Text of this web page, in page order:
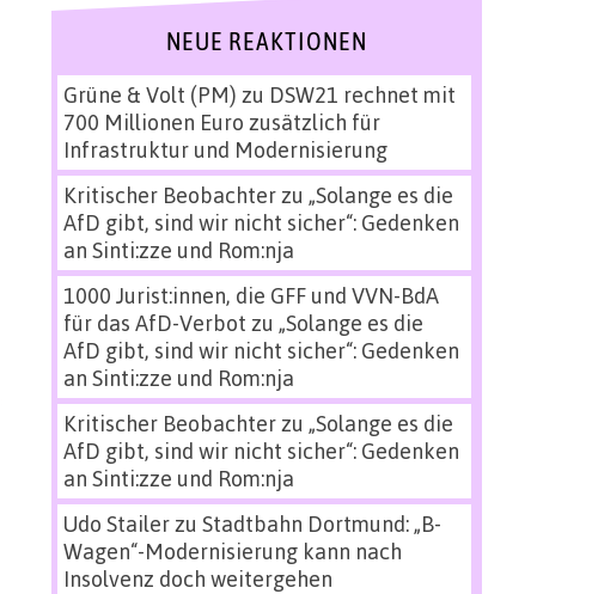
NEUE REAKTIONEN
Grüne & Volt (PM) zu DSW21 rechnet mit
700 Millionen Euro zusätzlich für
Infrastruktur und Modernisierung
Kritischer Beobachterzu „Solange es die
AfD gibt, sind wir nicht sicher“: Gedenken
an Sinti:zze und Rom:nja
1000 Jurist:innen, die GFF und VVN-BdA
für das AfD-Verbot zu „Solange es die
AfD gibt, sind wir nicht sicher“: Gedenken
an Sinti:zze und Rom:nja
Kritischer Beobachterzu „Solange es die
AfD gibt, sind wir nicht sicher“: Gedenken
an Sinti:zze und Rom:nja
Udo Stailerzu Stadtbahn Dortmund: „B-
Wagen“-Modernisierung kann nach
Insolvenz doch weitergehen